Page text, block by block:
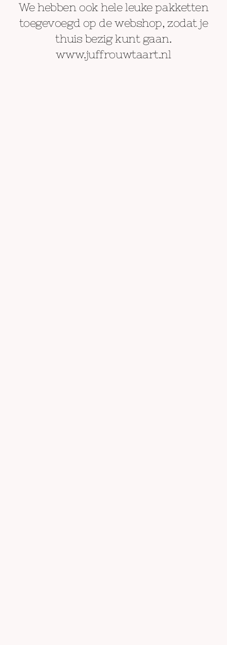
We hebben ook hele leuke pakketten
toegevoegd op de webshop, zodat je
thuis bezig kunt gaan.
www.juffrouwtaart.nl